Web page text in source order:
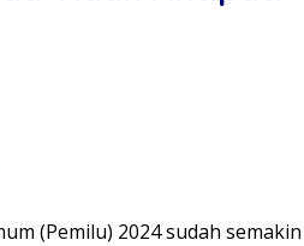
(Pemilu) 2024 sudah semakin